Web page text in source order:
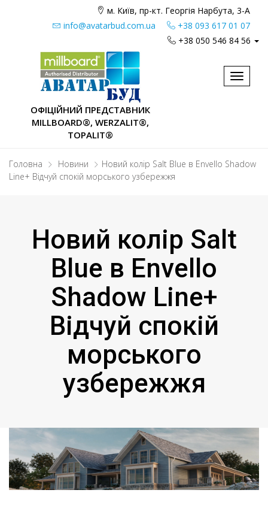
м. Київ, пр-кт. Георгія Нарбута, 3-А
info@avatarbud.com.ua
+38 093 617 01 07
+38 050 546 84 56
ОФІЦІЙНИЙ ПРЕДСТАВНИК
MILLBOARD®, WERZALIT®,
TOPALIT®
Toggle
Головна Новини
Новий колір Salt Blue в Envello Shadow
Line+ Відчуй спокій морського узбережжя
Новий колір Salt
Blue в Envello
Shadow Line+
Відчуй спокій
морського
узбережжя